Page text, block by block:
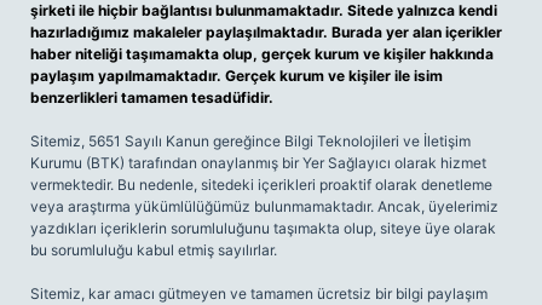
şirketi ile hiçbir bağlantısı bulunmamaktadır. Sitede yalnızca kendi
hazırladığımız makaleler paylaşılmaktadır. Burada yer alan içerikler
haber niteliği taşımamakta olup, gerçek kurum ve kişiler hakkında
paylaşım yapılmamaktadır. Gerçek kurum ve kişiler ile isim
benzerlikleri tamamen tesadüfidir.
Sitemiz, 5651 Sayılı Kanun gereğince Bilgi Teknolojileri ve İletişim
Kurumu (BTK) tarafından onaylanmış bir Yer Sağlayıcı olarak hizmet
vermektedir. Bu nedenle, sitedeki içerikleri proaktif olarak denetleme
veya araştırma yükümlülüğümüz bulunmamaktadır. Ancak, üyelerimiz
yazdıkları içeriklerin sorumluluğunu taşımakta olup, siteye üye olarak
bu sorumluluğu kabul etmiş sayılırlar.
Sitemiz, kar amacı gütmeyen ve tamamen ücretsiz bir bilgi paylaşım